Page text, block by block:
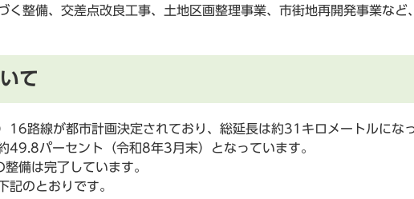
整備、交差点改良工事、土地区画整理事業、市街地再開発事業など
て
路線が都市計画決定されており、総延長は約31キロメートルにな
49.8パーセント（令和8年3月末）となっています。
備は完了しています。
のとおりです。